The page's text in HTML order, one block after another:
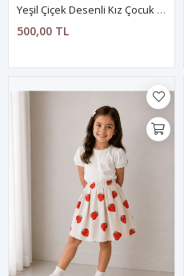
Yeşil Çiçek Desenli Kız Çocuk Eteği
500,00 TL